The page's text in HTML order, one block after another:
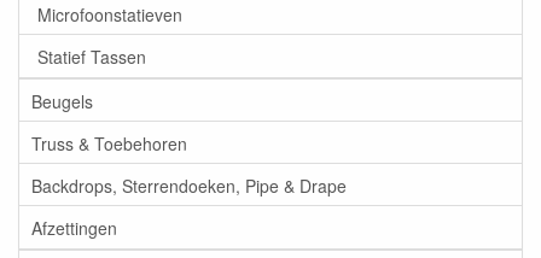
Microfoonstatieven
Statief Tassen
Beugels
Truss & Toebehoren
Backdrops, Sterrendoeken, Pipe & Drape
Afzettingen